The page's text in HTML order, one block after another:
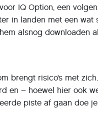
IQ Option, een
in landen met een wat
alsnog downloaden
brengt risico’s met
en – hoewel hier ook
piste af gaan doe